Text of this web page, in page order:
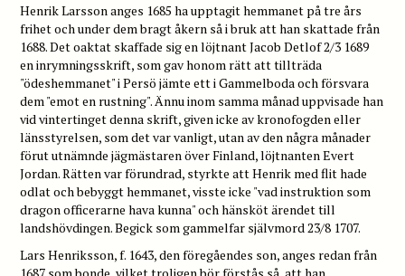
Henrik Larsson anges 1685 ha upptagit hemmanet på tre års
frihet och under dem bragt åkern så i bruk att han skattade från
1688. Det oaktat skaffade sig en löjtnant Jacob Detlof 2/3 1689
en inrymningsskrift, som gav honom rätt att tillträda
"ödeshemmanet" i Persö jämte ett i Gammelboda och försvara
dem "emot en rustning". Ännu inom samma månad uppvisade han
vid vintertinget denna skrift, given icke av kronofogden eller
länsstyrelsen, som det var vanligt, utan av den några månader
förut utnämnde jägmästaren över Finland, löjtnanten Evert
Jordan. Rätten var förundrad, styrkte att Henrik med flit hade
odlat och bebyggt hemmanet, visste icke "vad instruktion som
dragon officerarne hava kunna" och hänsköt ärendet till
landshövdingen. Begick som gammelfar självmord 23/8 1707.
Lars Henriksson, f. 1643, den föregåendes son, anges redan från